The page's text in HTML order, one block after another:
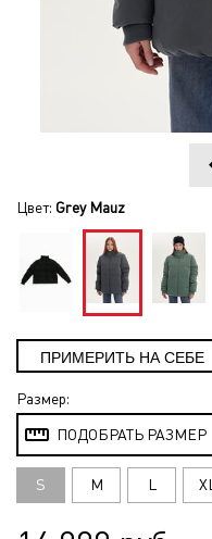
Цвет: Grey Mauz
Размер:
ПОДОБРАТЬ РАЗМЕР
S M L XL